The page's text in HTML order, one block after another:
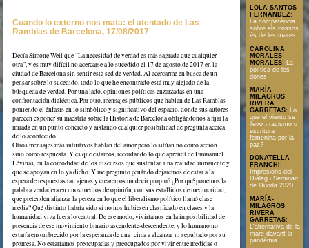
Cuando lo externo nos mata: el atentado de Las
Ramblas de Barcelona, 17/08/2017
Decía Simone Weil que “La necesidad de verdad es más sagrada que cualquier
otra”, y es muy difícil no acercarse a lo sucedido el 17 de agosto de 2017 en la
ciudad de Barcelona sin sentir esta sed de verdad. Al acercarme en busca de un
pensar sobre lo sucedido, todo lo que he encontrado está muy alejado de la
búsqueda de verdad. Por una lado, opiniones políticas enzarzadas en una
confrontación dialéctica. Por otro, mensajes públicos que hablan de Las Ramblas
poniendo el énfasis en lo simbólico y significativo del espacio, donde sus autores
parecen exponer su maestría sobre la Historia de Barcelona obligándonos a fijar la
mirada en un punto concreto y aislando cualquier posibilidad de pregunta acerca
de lo acontecido.
Otros mensajes más intuitivos hablan del amor pero lo sitúan no como acción
sino como respuesta. Y es que estamos, recordando lo que aprendí de Emmanuel
Lévinas, en la comodidad de los discursos que sustentan una realidad inmanente y
que se apoyan en lo ya dicho. Y me pregunto ¿cuándo dejaremos de estar a la
espera de respuestas tan ajenas y crearemos un decir propio? ¿Por qué ponemos la
palabra verdadera en unos medios de opinión, con sus estallidos de mediocridad,
que pretenden afianzar la pereza en lo que el liberalismo político llamó clase
media? Qué distinto habría sido si no nos hubiesen clasificado en clases y la
humanidad viva fuera lo central. De ese modo, viviríamos en la imposibilidad de
presencia de ese movimiento binario ascendente-descendente, y lo humano no
estaría ensombrecido por la esperanza de una cima a alcanzar ni sepultado por su
promesa. No estaríamos preocupadas y preocupados por vivir entre medidas o
LOLA SANTOS
FERNÁNDEZ:
La competència
sobre els cossos
és de les mares
CAROLINA
MORALES
MORALES:
La
política de les
dones
MARÍA-
MILAGROS
RIVERA
GARRETAS:
Lo
que el viento se
llevó ¿racismo o
escritura
femenina por la
paz?
DONATELLA
FRANCHI :
Impresions del
Diàleg i Seminari
de Duoda 2020
MARÍA-
MILAGROS
RIVERA
GARRETAS:
L'alternativa de la
mare davant la
pandèmia